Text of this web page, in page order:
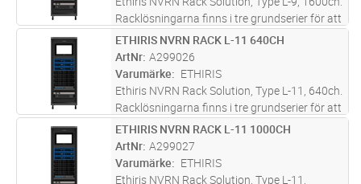
Racklösningarna finns i tre grundserier för att
täcka behov av olika storlekar på
anläggningarna. Dessa är Serie S (Small),
Serie M (Medium) och Serie L
ST Lägg i kundvagn
ETHIRIS NVRN RACK L-11 640CH
ArtNr A299026
Varumärke
ETHIRIS
Ethiris NVRN Rack Solution, Type L-11, 640ch.
Racklösningarna finns i tre grundserier för att
täcka behov av olika storlekar på
anläggningarna. Dessa är Serie S (Small),
Serie M (Medium) och Serie L
ST Lägg i kundvagn
ETHIRIS NVRN RACK L-11 1000CH
ArtNr A299027
Varumärke
ETHIRIS
Ethiris NVRN Rack Solution, Type L-11,